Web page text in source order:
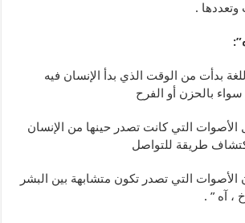
وتعددها .
بدأت من الوقت الذي بدأ الإنسان فيه
بالحزن أو الفرح
الأصوات التي كانت تصدر حينها من الإنسان
طريقة للتواصل
التي تصدر تكون متشابهة بين البشر
، آه ” .